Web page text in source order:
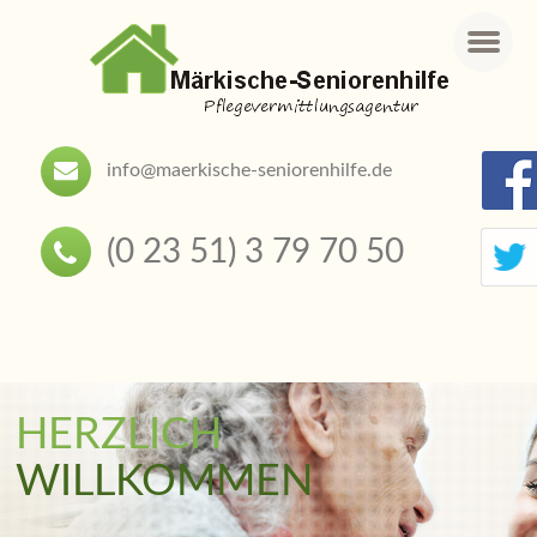
info@maerkische-seniorenhilfe.de
(0 23 51) 3 79 70 50
HERZLICH
WILLKOMMEN
INDIVIDUELLE
BETREUUNG
JETZT AUCH
IN SPANIEN
LIEBEVOLLE
SENIORENHILFE
VERLÄSSLICHE
BETREUUNG IN SPANIEN